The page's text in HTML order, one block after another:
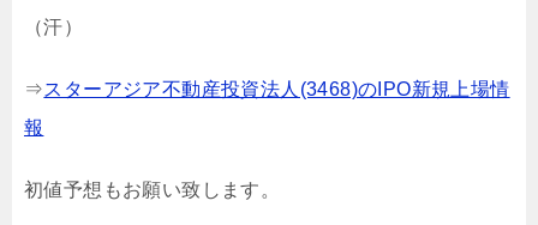
（汗）
⇒スターアジア不動産投資法人(3468)のIPO新規上場情
報
初値予想もお願い致します。